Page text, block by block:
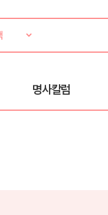
명사칼럼